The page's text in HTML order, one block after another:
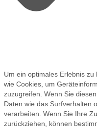
Um ein optimales Erlebnis
wie Cookies, um
zuzugreifen. Wenn Sie
Daten wie das Surfverhalten
verarbeiten. Wenn Sie Ihre
zurückziehen, können